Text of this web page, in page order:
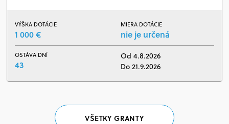
VÝŠKA DOTÁCIE
1 000 €
MIERA DOTÁCIE
nie je určená
OSTÁVA DNÍ
43
Od 4.8.2026
Do 21.9.2026
VŠETKY GRANTY